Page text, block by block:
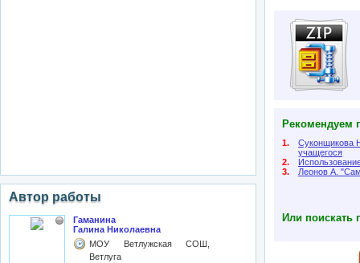
Автор работы
Гаманина
Галина Николаевна
МОУ Ветлужская СОШ,
Ветлуга
Рекомендуем
1.
Суконщикова
учащегося
2.
3.
Леонов А.
Или поискать